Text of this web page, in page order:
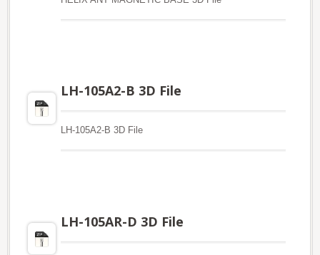
LH-105A2-B 3D File
LH-105A2-B 3D File
LH-105AR-D 3D File